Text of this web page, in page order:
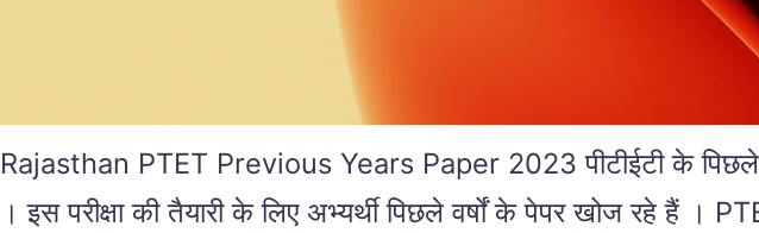
Rajasthan PTET Previous Years Paper 2023 पीटीईटी के पिछले
। इस परीक्षा की तैयारी के लिए अभ्यर्थी पिछले वर्षों के पेपर खोज